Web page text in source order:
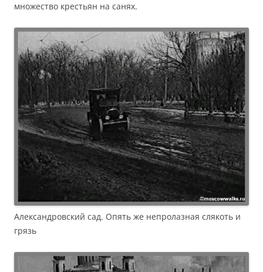
множество крестьян на санях.
Александровский сад. Опять же непролазная слякоть и
грязь